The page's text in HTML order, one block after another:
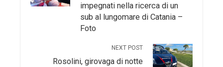
impegnati nella ricerca di un
sub al lungomare di Catania –
Foto
NEXT POST
Rosolini, girovaga di notte